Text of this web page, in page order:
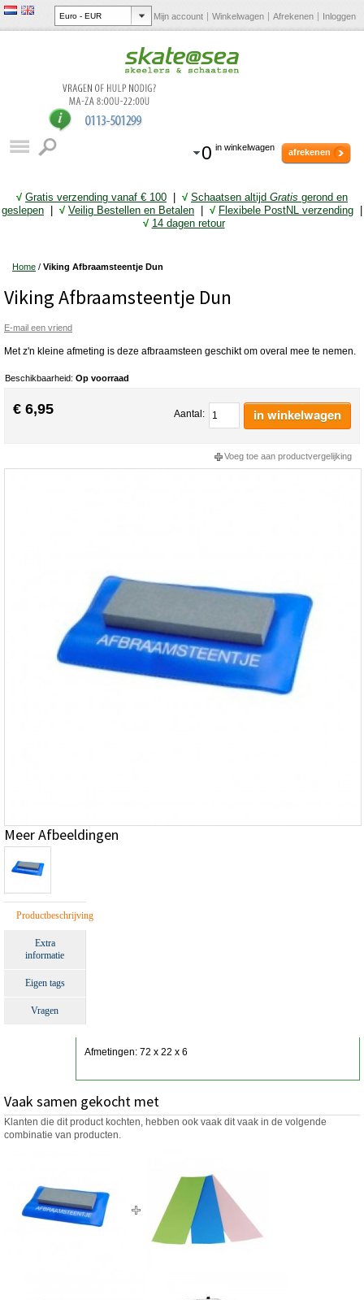
Mijn account Winkelwagen Afrekenen Inloggen
0 in winkelwagen afrekenen
√ Gratis verzending vanaf € 100 √ Schaatsen altijd Gratis gerond en
geslepen
√ Veilig Bestellen en Betalen √ Flexibele PostNL verzending
√ 14 dagen retour
Home / Viking Afbraamsteentje Dun
Viking Afbraamsteentje Dun
E-mail een vriend
Met z'n kleine afmeting is deze afbraamsteen geschikt om overal mee te nemen.
Beschikbaarheid: Op voorraad
€ 6,95 Aantal: in winkelwagen
Voeg toe aan productvergelijking
Meer Afbeeldingen
Productbeschrijving
Extra
informatie
Eigen tags
Vragen
Afmetingen: 72 x 22 x 6
Vaak samen gekocht met
Klanten die dit product kochten, hebben ook vaak dit vaak in de volgende
combinatie van producten.